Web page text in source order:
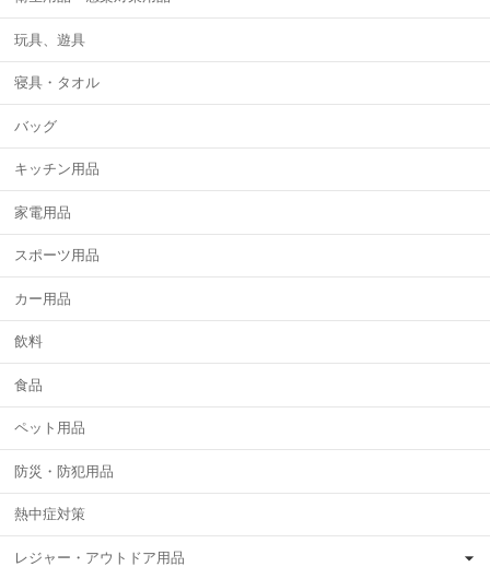
玩具、遊具
寝具・タオル
バッグ
キッチン用品
家電用品
スポーツ用品
カー用品
飲料
食品
ペット用品
防災・防犯用品
熱中症対策
レジャー・アウトドア用品